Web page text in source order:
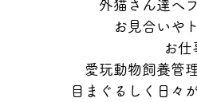
外猫さん達へ
お見合いや
お仕
愛玩動物飼養管
目まぐるしく日々